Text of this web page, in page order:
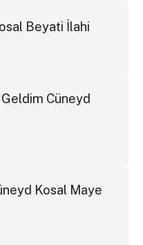
Beyati İlahi
Cüneyd
Kosal Maye